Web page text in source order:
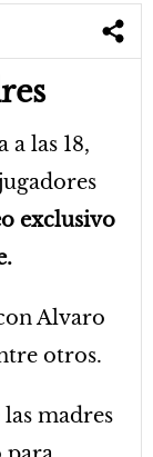
las 18,
exclusivo
Alvaro
otros.
madres